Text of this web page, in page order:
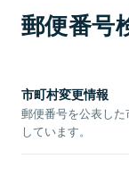
郵便番号
市町村変更情報
郵便番号を公表し
しています。